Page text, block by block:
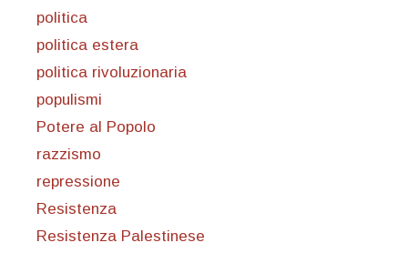
politica
politica estera
politica rivoluzionaria
populismi
Potere al Popolo
razzismo
repressione
Resistenza
Resistenza Palestinese